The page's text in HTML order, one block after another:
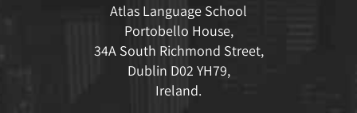
Atlas Language School
Portobello House,
34A South Richmond Street,
Dublin D02 YH79,
Ireland.